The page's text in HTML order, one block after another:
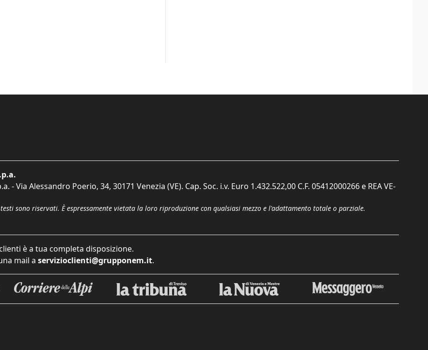
- Via Alessandro Poerio, 34, 30171 Venezia (VE). Cap. Soc. i.v. Euro 1.432.522,00 C.F. 05412000266 e REA VE-
sono riservati. È espressamente vietata la loro riproduzione con qualsiasi mezzo e l'adattamento totale o parziale.
è a tua completa disposizione.
mail a servizioclienti@grupponem.it.